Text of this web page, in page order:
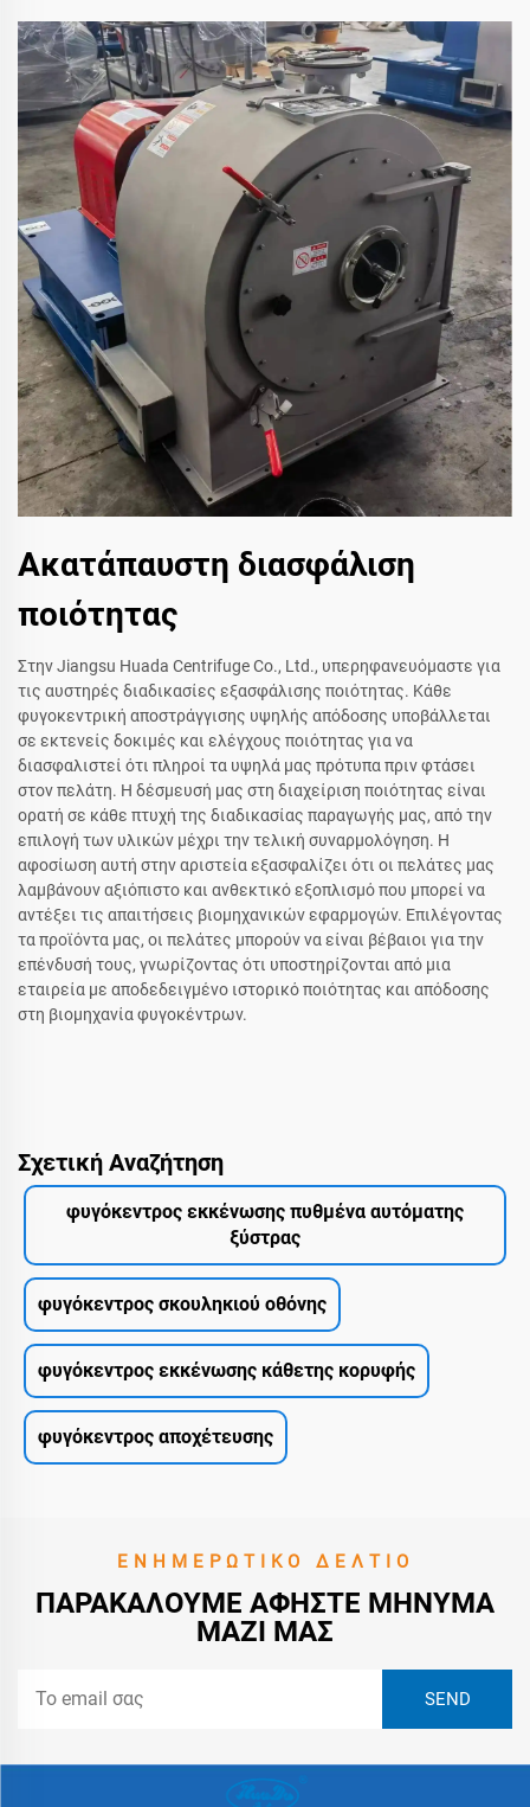
Ακατάπαυστη διασφάλιση
ποιότητας
Στην Jiangsu Huada Centrifuge Co., Ltd., υπερηφανευόμαστε για
τις αυστηρές διαδικασίες εξασφάλισης ποιότητας. Κάθε
φυγοκεντρική αποστράγγισης υψηλής απόδοσης υποβάλλεται
σε εκτενείς δοκιμές και ελέγχους ποιότητας για να
διασφαλιστεί ότι πληροί τα υψηλά μας πρότυπα πριν φτάσει
στον πελάτη. Η δέσμευσή μας στη διαχείριση ποιότητας είναι
ορατή σε κάθε πτυχή της διαδικασίας παραγωγής μας, από την
επιλογή των υλικών μέχρι την τελική συναρμολόγηση. Η
αφοσίωση αυτή στην αριστεία εξασφαλίζει ότι οι πελάτες μας
λαμβάνουν αξιόπιστο και ανθεκτικό εξοπλισμό που μπορεί να
αντέξει τις απαιτήσεις βιομηχανικών εφαρμογών. Επιλέγοντας
τα προϊόντα μας, οι πελάτες μπορούν να είναι βέβαιοι για την
επένδυσή τους, γνωρίζοντας ότι υποστηρίζονται από μια
εταιρεία με αποδεδειγμένο ιστορικό ποιότητας και απόδοσης
στη βιομηχανία φυγοκέντρων.
Σχετική Αναζήτηση
φυγόκεντρος εκκένωσης πυθμένα αυτόματης
ξύστρας
φυγόκεντρος σκουληκιού οθόνης
φυγόκεντρος εκκένωσης κάθετης κορυφής
φυγόκεντρος αποχέτευσης
ΕΝΗΜΕΡΩΤΙΚΌ ΔΕΛΤΊΟ
ΠΑΡΑΚΑΛΟΎΜΕ ΑΦΉΣΤΕ ΜΉΝΥΜΑ
ΜΑΖΊ ΜΑΣ